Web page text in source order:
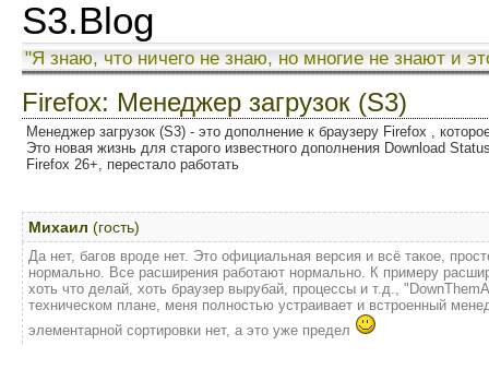
S3.Blog
"Я знаю, что ничего не знаю, но многие не знают и
Firefox: Менеджер загрузок (S3)
Менеджер загрузок (S3) - это дополнение к браузеру Firefox ,
Это новая жизнь для старого известного дополнения Download
Firefox 26+, перестало работать
Михаил (гость)
Да нет, багов вроде нет. Это официальная версия и всё такое,
нормально. Все расширения работают нормально. К примеру
хоть что делай, хоть браузер вырубай, процессы и т.д.,
техническом плане, меня полностью устраивает и встроенный
элементарной сортировки нет, а это уже предел